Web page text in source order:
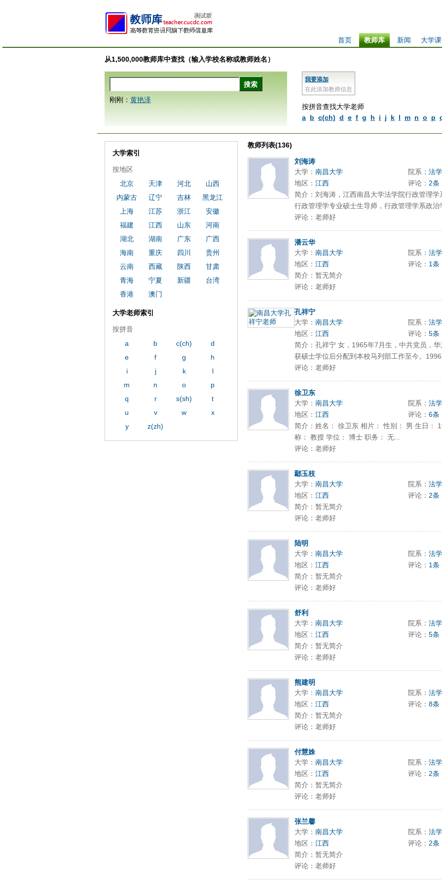
大学
新闻
教师库
首页
从1,500,000教师库中查找（输入学校名称或教师姓名）
我要添加
在此添加教师信息
按拼音查找大学老师
a b c(ch) d e f g h i j k l m n o p
刚刚： 黄艳泽
教师列表(136)
刘海涛
大学： 南昌大学 院系： 法
地区： 江西 评论： 2条
简介：刘海涛，江西南昌大学法学院行政管理学
行政管理学专业硕士生导师，行政管理学系政治
评论：老师好
潘云华
大学： 南昌大学 院系： 法
地区： 江西 评论： 1条
简介：暂无简介
评论：老师好
孔祥宁
大学： 南昌大学 院系： 法
地区： 江西 评论： 5条
简介：孔祥宁 女，1965年7月生，中共党员，
获硕士学位后分配到本校马列部工作至今。
评论：老师好
徐卫东
大学： 南昌大学 院系： 法
地区： 江西 评论： 6条
简介：姓名： 徐卫东 相片： 性别： 男 生日：
称： 教授 学位： 博士 职务： 无...
评论：老师好
鄢玉枝
大学： 南昌大学 院系： 法
地区： 江西 评论： 2条
简介：暂无简介
评论：老师好
陆明
大学： 南昌大学 院系： 法
地区： 江西 评论： 1条
简介：暂无简介
评论：老师好
舒利
大学： 南昌大学 院系： 法
地区： 江西 评论： 5条
简介：暂无简介
评论：老师好
熊建明
大学： 南昌大学 院系： 法
地区： 江西 评论： 8条
简介：暂无简介
评论：老师好
付慧姝
大学： 南昌大学 院系： 法
地区： 江西 评论： 2条
简介：暂无简介
评论：老师好
张兰馨
大学： 南昌大学 院系： 法
地区： 江西 评论： 2条
简介：暂无简介
评论：老师好
大学索引
按地区
北京
天津 河北
山西
内蒙古
辽宁 吉林
黑龙江
上海
江苏 浙江
安徽
福建
江西 山东
河南
湖北
湖南 广东
广西
海南
重庆 四川
贵州
云南
西藏 陕西
甘肃
青海
宁夏 新疆
台湾
香港
澳门
大学老师索引
按拼音
a
b c(ch)
d
e
f g
h
i
j k
l
m
n o
p
q
r s(sh)
t
u
v w
x
y
z(zh)